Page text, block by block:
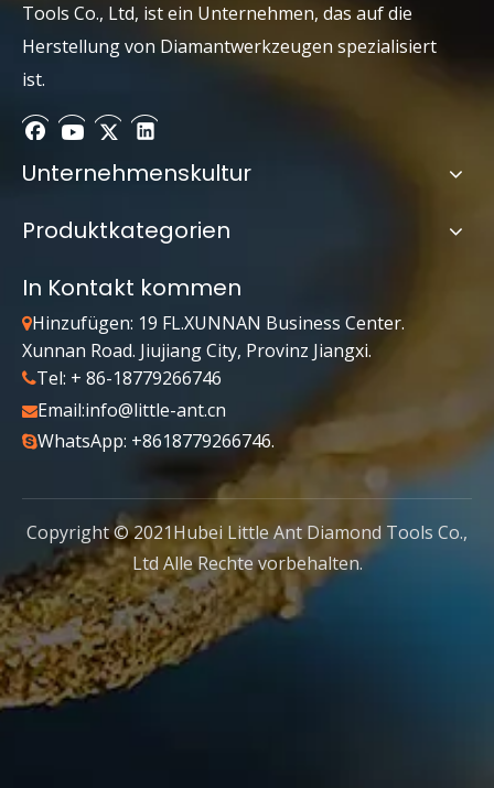
Tools Co., Ltd, ist ein Unternehmen, das auf die
Herstellung von Diamantwerkzeugen spezialisiert
ist.
Unternehmenskultur
Produktkategorien
In Kontakt kommen
Hinzufügen: 19 FL.XUNNAN Business Center.
Xunnan Road. Jiujiang City, Provinz Jiangxi.
Tel: + 86-18779266746
Email:info@little-ant.cn
WhatsApp: +8618779266746.
Copyright © 2021Hubei Little Ant Diamond Tools Co.,
Ltd Alle Rechte vorbehalten.